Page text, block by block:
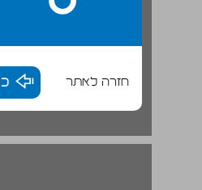
חזרה לאתר